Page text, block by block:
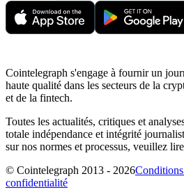
Cointelegraph s'engage à fournir un
haute qualité dans les secteurs de la
et de la fintech.
Toutes les actualités, critiques et
totale indépendance et intégrité
sur nos normes et processus, veuillez
© Cointelegraph 2013 - 2026
confidentialité